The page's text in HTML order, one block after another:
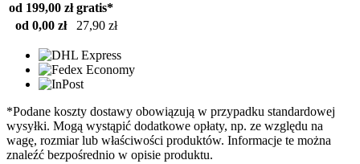
od 199,00 zł gratis*
od 0,00 zł
27,90 zł
*Podane koszty dostawy obowiązują w przypadku standardowej
wysyłki. Mogą wystąpić dodatkowe opłaty, np. ze względu na
wagę, rozmiar lub właściwości produktów. Informacje te można
znaleźć bezpośrednio w opisie produktu.